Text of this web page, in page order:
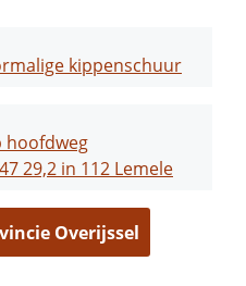
kippenschuur
hoofdweg
29,2 in 112 Lemele
Overijssel